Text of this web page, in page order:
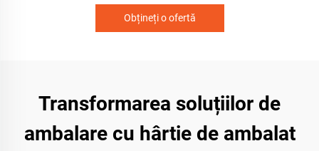
Obțineți o ofertă
Transformarea soluțiilor de
ambalare cu hârtie de ambalat